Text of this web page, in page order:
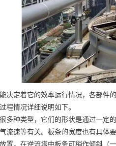
决定着它的效率运行情况，各部件
程情况详细说明如下。
多种类型，它们的形状是通过一定
流速等有关。板条的宽度也有具体
置，在逆流塔中板条可稍作倾斜（